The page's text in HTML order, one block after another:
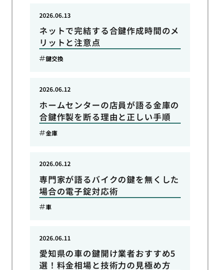
ネットで完結する合鍵作成時間のメ
リットと注意点
2026.06.13
鍵交換
ホームセンターの店員が語る金庫の
合鍵作製を断る理由と正しい手順
2026.06.12
金庫
専門家が語るバイクの鍵を無くした
場合の電子錠対応術
2026.06.12
車
愛知県の車の鍵開け業者おすすめ5
選！料金相場と技術力の見極め方
2026.06.11